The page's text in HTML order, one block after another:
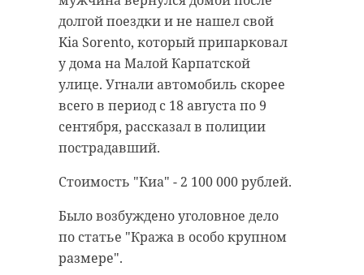
долгой поездки и не нашел свой
Kia Sorento, который припарковал
у дома на Малой Карпатской
улице. Угнали автомобиль скорее
всего в период с 18 августа по 9
сентября, рассказал в полиции
пострадавший.
Стоимость "Киа" - 2 100 000 рублей.
Было возбуждено уголовное дело
по статье "Кража в особо крупном
размере".
«Лучики» из Вырицы (Гатчинский
район Ленинградской области).
Коллектив-спутник «Лучики» внес
в копилку своего базового
коллектива - образцового
ансамбля танца «Кристалл»
несколько наград. Юные танцоры
и Диплом I степени.
Как рассказали в четверг, 12
октября, в Вырицком культурном
центре, Анастасия Логинова и
Подписывайтесь на нас в
В своем сообществе в одной из
социальных сетей он публиковал
комментарии с текстом, который
реабилитировал нацизм, а еще
отрицал и фальсифицировал
исторические факты,